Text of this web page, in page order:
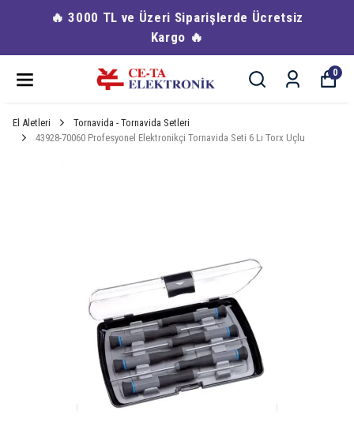
🔥 3000 TL ve Üzeri Siparişlerde Ücretsiz
Kargo 🔥
0
El Aletleri
Tornavida - Tornavida Setleri
43928-70060 Profesyonel Elektronikçi Tornavida Seti 6 Lı Torx Uçlu